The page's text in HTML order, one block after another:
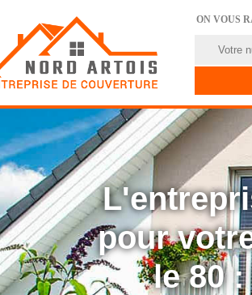
ON VOUS
pour
le 80